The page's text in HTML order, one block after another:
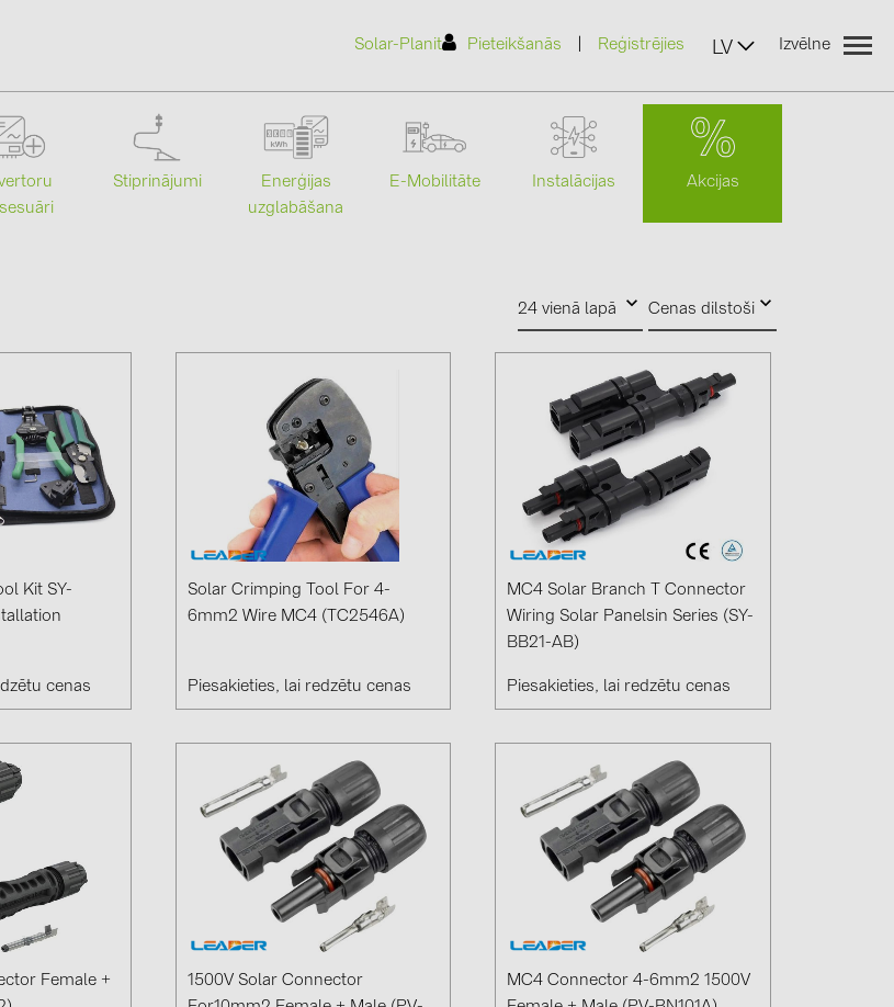
Solar-Planit Pieteikšanās Reģistrējies LV Izvēlne
uzglabāšana (74)
(87)
Ražotāji
BUDMAT (6)
EVOPIPES (7)
FRONIUS (42)
GROMTOR (32)
GoodWe (44)
HUAWEI (51)
JAsolar (6)
JINKO (1)
NOVOTEGRA (315)
PROJOY (3)
PRYSMIAN DRAKA (18)
PYLONTECH (19)
QILOWATT (3)
SMA (1)
SolarEdge (2)
Stiprinājumi
Enerģijas
uzglabāšana
E-Mobilitāte Instalācijas Akcijas
24 vienā lapā Cenas dilstoši
Kit SY-
cenas
Solar Crimping Tool For 4-
6mm2 Wire MC4 (TC2546A)
Piesakieties, lai redzētu cenas
MC4 Solar Branch T Connector
Wiring Solar Panelsin Series (SY-
BB21-AB)
Piesakieties, lai redzētu cenas
Female +
1500V Solar Connector
MC4 Connector 4-6mm2 1500V